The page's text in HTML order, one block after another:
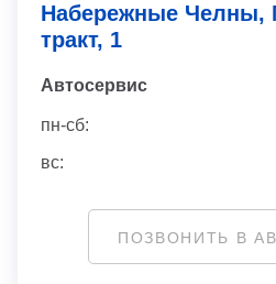
Набережные Челны,
тракт, 1
Автосервис
пн-сб:
вс:
ПОЗВОНИТЬ В